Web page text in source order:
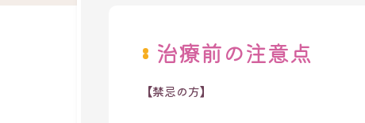
治療前の注意点
【禁忌の方】